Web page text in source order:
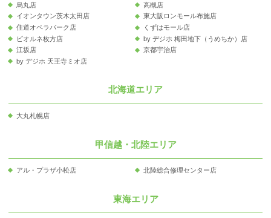
烏丸店
高槻店
イオンタウン茨木太田店
東大阪ロンモール布施店
住道オペラパーク店
くずはモール店
ビオルネ枚方店
by デジホ 梅田地下（うめちか）店
江坂店
京都宇治店
by デジホ 天王寺ミオ店
北海道エリア
大丸札幌店
甲信越・北陸エリア
アル・プラザ小松店 北陸総合修理センター店
東海エリア